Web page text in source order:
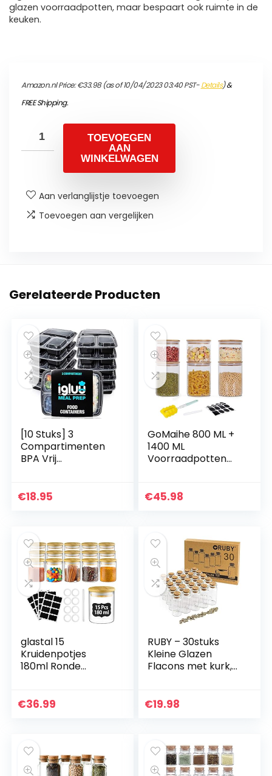
glazen voorraadpotten, maar bespaart ook ruimte in de
keuken.
Amazon.nl Price:€33.98(as of 10/04/2023 03:40 PST-Details)&
FREE Shipping.
TOEVOEGEN
AAN
WINKELWAGEN
Aan verlanglijstje toevoegen
Toevoegen aan vergelijken
Gerelateerde Producten
[10 Stuks] 3
Compartimenten
BPA Vrij
Plastic Voedsel
€18.95
GoMaihe 800 ML +
1400 ML
Voorraadpotten
Kruidenpotjes
€45.98
glastal 15
Kruidenpotjes
180ml Ronde
Bamboe Deksel 32
€36.99
RUBY – 30stuks
Kleine Glazen
Flacons met kurk,
en Kurksluiting,
€19.98